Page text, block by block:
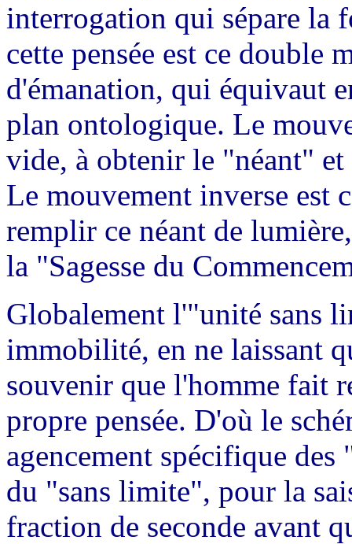
interrogation qui sépare la
cette pensée est ce double
d'émanation, qui équivaut
plan ontologique. Le
vide, à obtenir le "néant" et
Le mouvement inverse est
remplir ce néant de
la "Sagesse du
Globalement l'"unité sans
immobilité, en ne laissant
souvenir que l'homme fait
propre pensée. D'où le
agencement spécifique
du "sans limite", pour la
fraction de seconde avant